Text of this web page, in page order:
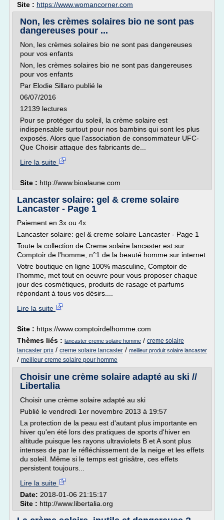
Site : https://www.womancorner.com
Non, les crèmes solaires bio ne sont pas
dangereuses pour ...
Non, les crèmes solaires bio ne sont pas dangereuses
pour vos enfants
Non, les crèmes solaires bio ne sont pas dangereuses
pour vos enfants
Par Elodie Sillaro publié le
06/07/2016
12139 lectures
Pour se protéger du soleil, la crème solaire est
indispensable surtout pour nos bambins qui sont les plus
exposés. Alors que l'association de consommateur UFC-
Que Choisir attaque des fabricants de...
Lire la suite
Site : http://www.bioalaune.com
Lancaster solaire: gel & creme solaire
Lancaster - Page 1
Paiement en 3x ou 4x
Lancaster solaire: gel & creme solaire Lancaster - Page 1
Toute la collection de Creme solaire lancaster est sur
Comptoir de l'homme, n°1 de la beauté homme sur internet
Votre boutique en ligne 100% masculine, Comptoir de
l'homme, met tout en oeuvre pour vous proposer chaque
jour des cosmétiques, produits de rasage et parfums
répondant à tous vos désirs....
Lire la suite
Site : https://www.comptoirdelhomme.com
Thèmes liés : lancaster creme solaire homme / creme solaire
lancaster prix / creme solaire lancaster / meilleur produit solaire lancaster
/ meilleur creme solaire pour homme
Choisir une crème solaire adapté au ski //
Libertalia
Choisir une crème solaire adapté au ski
Publié le vendredi 1er novembre 2013 à 19:57
La protection de la peau est d'autant plus importante en
hiver qu'en été lors des pratiques de sports d'hiver en
altitude puisque les rayons ultraviolets B et A sont plus
intenses de par le réfléchissement de la neige et les effets
du soleil. Même si le temps est grisâtre, ces effets
persistent toujours...
Lire la suite
Date: 2018-01-06 21:15:17
Site : http://www.libertalia.org